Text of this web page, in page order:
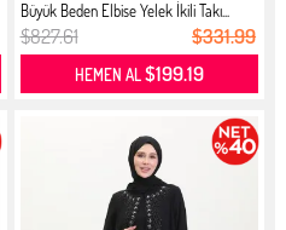
Büyük Beden Elbise Yelek İkili Takı...
$827.61 $331.99
HEMEN AL$199.19